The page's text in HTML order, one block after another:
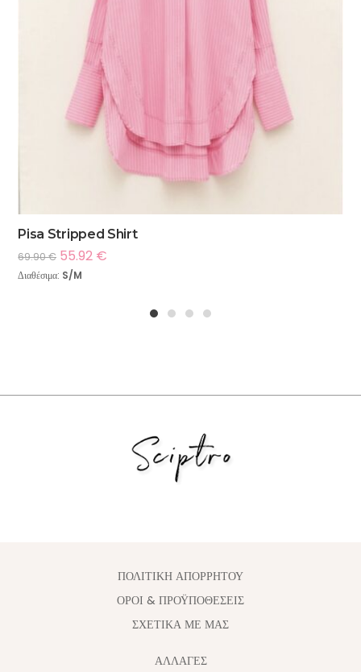
Pisa Stripped Shirt
69.90€ 55.92 €
Διαθέσιμα: S/M
ΠΟΛΙΤΙΚΗ ΑΠΟΡΡΗΤΟΥ
ΟΡΟΙ & ΠΡΟΫΠΟΘΕΣΕΙΣ
ΣΧΕΤΙΚΑ ΜΕ ΜΑΣ
ΑΛΛΑΓΈΣ